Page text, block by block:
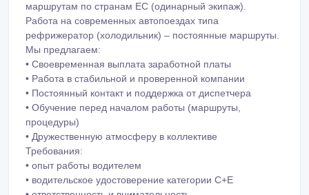
маршрутам по странам ЕС (одинарный экипаж).
Работа на современных автопоездах типа
рефрижератор (холодильник) – постоянные маршруты.
Мы предлагаем:
• Своевременная выплата заработной платы
• Работа в стабильной и проверенной компании
• Постоянный контакт и поддержка от диспетчера
• Обучение перед началом работы (маршруты,
процедуры)
• Дружественную атмосферу в коллективе
Требования:
• опыт работы водителем
• водительское удостоверение категории C+E